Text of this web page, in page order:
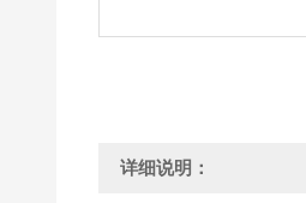
详细说明：